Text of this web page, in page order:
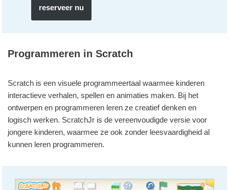
reserveer nu
Programmeren in Scratch
Scratch is een visuele programmeertaal waarmee kinderen
interactieve verhalen, spellen en animaties maken. Bij het
ontwerpen en programmeren leren ze creatief denken en
logisch werken. ScratchJr is de vereenvoudigde versie voor
jongere kinderen, waarmee ze ook zonder leesvaardigheid al
kunnen leren programmeren.